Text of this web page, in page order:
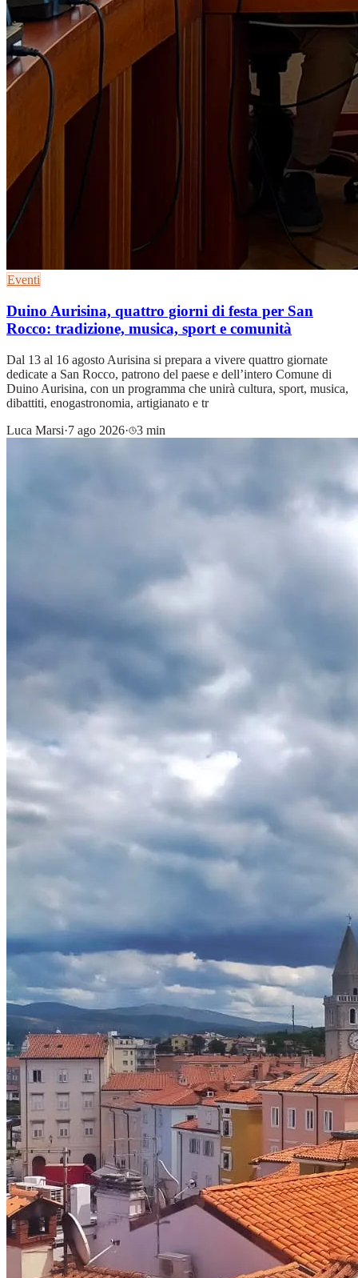
Eventi
Duino Aurisina, quattro giorni di festa per San
Rocco: tradizione, musica, sport e comunità
Dal 13 al 16 agosto Aurisina si prepara a vivere quattro giornate
dedicate a San Rocco, patrono del paese e dell’intero Comune di
Duino Aurisina, con un programma che unirà cultura, sport, musica,
dibattiti, enogastronomia, artigianato e tr
Luca Marsi·7 ago 2026· 3 min